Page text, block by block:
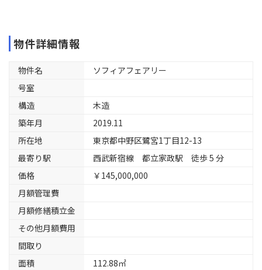
物件詳細情報
物件名
ソフィアフェアリー
号室
構造
木造
築年月
2019.11
所在地
東京都中野区鷺宮1丁目12-13
最寄り駅
西武新宿線 都立家政駅 徒歩 5 分
価格
￥145,000,000
月額管理費
月額修繕積立金
その他月額費用
間取り
面積
112.88㎡